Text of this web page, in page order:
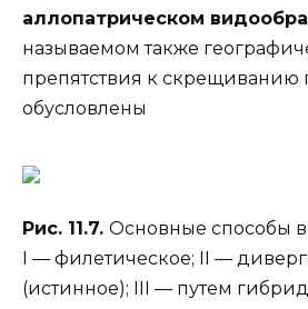
аллопатрическом
называемом также
препятствия к скрещиванию
обусловлены
Рис. 11.7. Основные способы
I — филетическое; II —
(истинное); III — путем